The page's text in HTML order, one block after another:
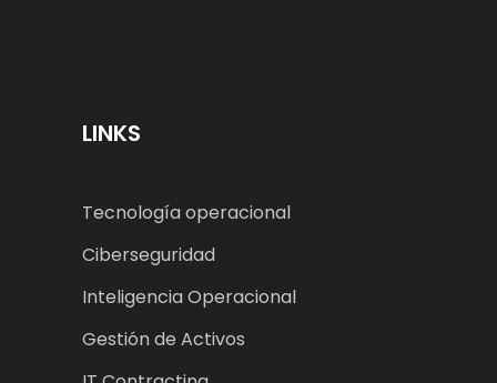
LINKS
Tecnología operacional
Ciberseguridad
Inteligencia Operacional
Gestión de Activos